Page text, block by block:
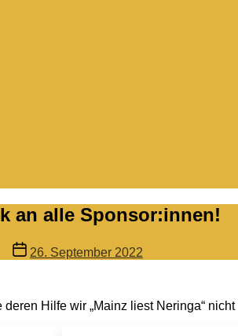
an alle Sponsor:innen!
Veröffentlichungsdatum
26. September 2022
Hilfe wir „Mainz liest Neringa“